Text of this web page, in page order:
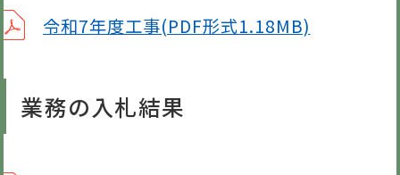
令和7年度工事(PDF形式1.18MB)
業務の入札結果